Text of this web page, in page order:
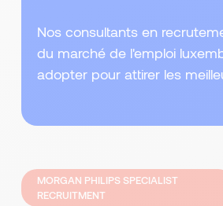
Nos consultants en
du marché de l'emploi
adopter pour attirer les
MORGAN PHILIPS SPECIALIST
RECRUITMENT